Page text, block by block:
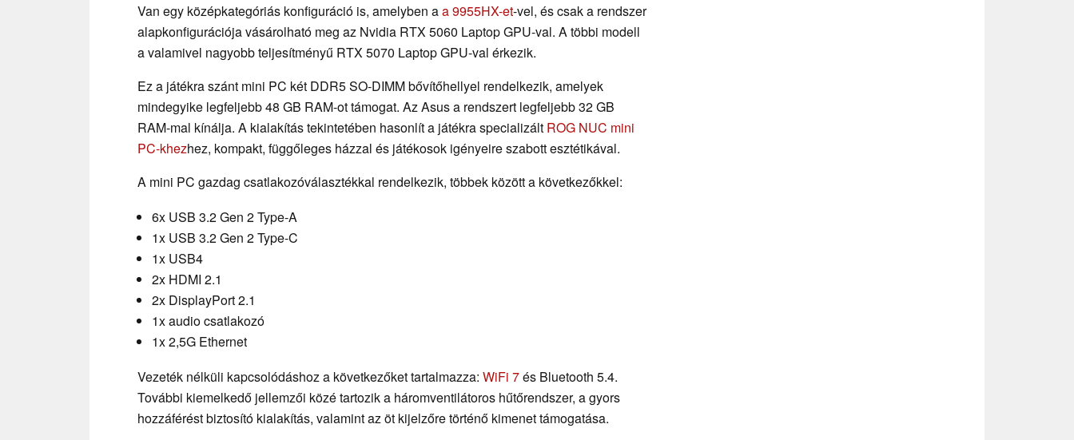
Van egy középkategóriás konfiguráció is, amelyben aa 9955HX-et-vel, és csak a rendszer
alapkonfigurációja vásárolható meg az Nvidia RTX 5060 Laptop GPU-val. A többi modell
a valamivel nagyobb teljesítményű RTX 5070 Laptop GPU-val érkezik.
Ez a játékra szánt mini PC két DDR5 SO-DIMM bővítőhellyel rendelkezik, amelyek
mindegyike legfeljebb 48 GB RAM-ot támogat. Az Asus a rendszert legfeljebb 32 GB
RAM-mal kínálja. A kialakítás tekintetében hasonlít a játékra specializált ROG NUC mini
PC-khezhez, kompakt, függőleges házzal és játékosok igényeire szabott esztétikával.
A mini PC gazdag csatlakozóválasztékkal rendelkezik, többek között a következőkkel:
6x USB 3.2 Gen 2 Type-A
1x USB 3.2 Gen 2 Type-C
1x USB4
2x HDMI 2.1
2x DisplayPort 2.1
1x audio csatlakozó
1x 2,5G Ethernet
Vezeték nélküli kapcsolódáshoz a következőket tartalmazza: WiFi 7és Bluetooth 5.4.
További kiemelkedő jellemzői közé tartozik a háromventilátoros hűtőrendszer, a gyors
hozzáférést biztosító kialakítás, valamint az öt kijelzőre történő kimenet támogatása.